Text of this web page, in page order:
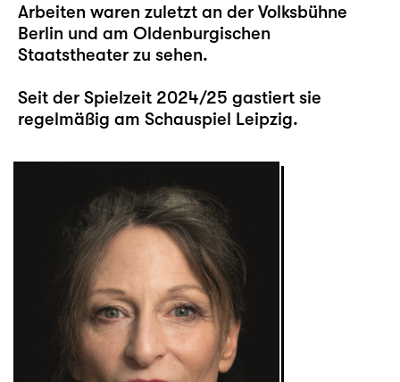
Arbeiten waren zuletzt an der Volksbühne
Berlin und am Oldenburgischen
Staatstheater zu sehen.
Seit der Spielzeit 2024/25 gastiert sie
regelmäßig am Schauspiel Leipzig.